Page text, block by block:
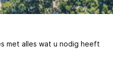
met alles wat u nodig heeft